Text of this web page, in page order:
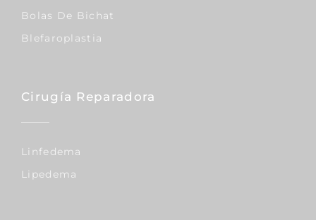
Bolas De Bichat
Blefaroplastia
Cirugía Reparadora
Linfedema
Lipedema